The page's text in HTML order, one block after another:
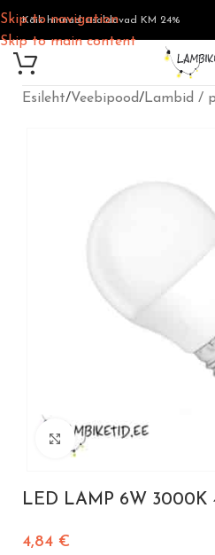
Skip to navigation
Skip to main content
Kõik hinnad sisaldavad KM 24%
Esileht/Veebipood/Lambid /
Vajuta suurendamiseks
LED LAMP 6W 3000K
4,84 €